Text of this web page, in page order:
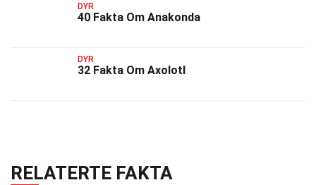
DYR
40 Fakta Om Anakonda
DYR
32 Fakta Om Axolotl
RELATERTE FAKTA